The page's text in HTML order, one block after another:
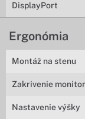
DisplayPort
Ergonómia
Montáž na stenu
Zakrivenie
Nastavenie výšky